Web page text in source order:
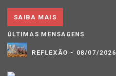
SAIBA MAIS
ÚLTIMAS MENSAGENS
REFLEXÃO - 08/07/2026